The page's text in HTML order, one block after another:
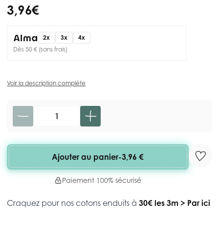
3,96 €
2x 3x
4x
Dès 50 € (sans frais)
Voir la description complète
Quantité
Ajouter au panier-3,96 €
Paiement 100% sécurisé
Craquez pour nos cotons enduits à 30€ les 3m > Par ici